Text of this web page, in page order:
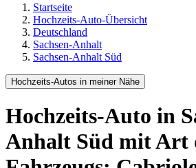
Startseite
Hochzeits-Auto-Übersicht
Deutschland
Sachsen-Anhalt
Sachsen-Anhalt Süd
Hochzeits-Autos in meiner Nähe
Hochzeits-Auto in
Anhalt Süd mit Art